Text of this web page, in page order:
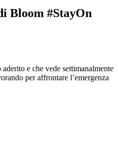
Bloom #StayOn
e che vede settimanalmente
per affrontare l’emergenza